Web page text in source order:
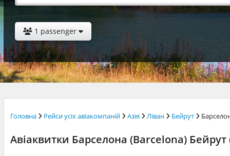
1 passenger
Головна Рейси усіх авіакомпаній Азія Ліван Бейрут
Авіаквитки Барселона (Barcelona)